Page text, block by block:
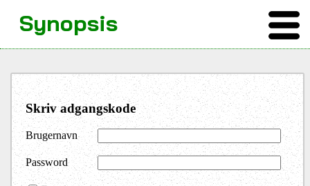
Skriv adgangskode
Brugernavn
Password
Synopsis